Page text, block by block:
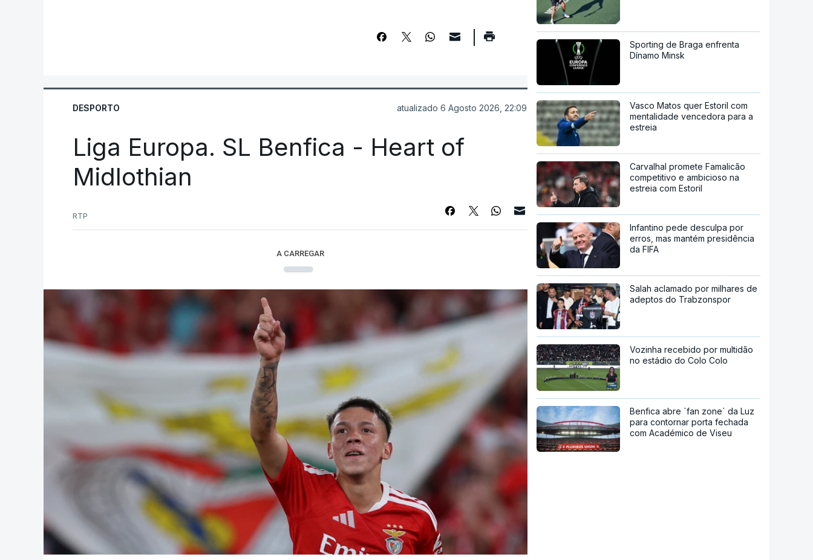
DESPORTO atualizado 6 Agosto 2026, 22:09
Liga Europa. SL Benfica - Heart of
Midlothian
RTP
A CARREGAR
Sporting de Braga enfrenta
Dínamo Minsk
Vasco Matos quer Estoril com
mentalidade vencedora para a
estreia
Carvalhal promete Famalicão
competitivo e ambicioso na
estreia com Estoril
Infantino pede desculpa por
erros, mas mantém presidência
da FIFA
Salah aclamado por milhares de
adeptos do Trabzonspor
Vozinha recebido por multidão
no estádio do Colo Colo
Benfica abre `fan zone` da Luz
para contornar porta fechada
com Académico de Viseu